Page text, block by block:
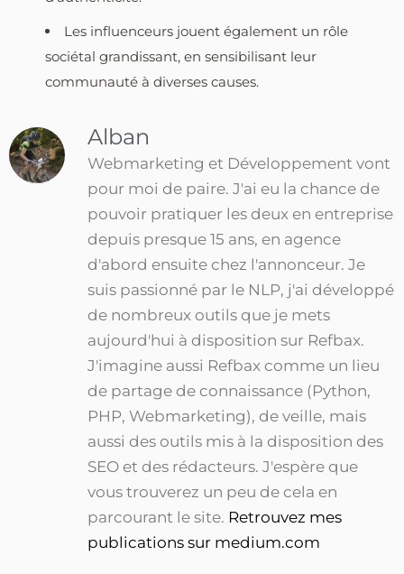
Les influenceurs jouent également un rôle
sociétal grandissant, en sensibilisant leur
communauté à diverses causes.
Alban
Webmarketing et Développement vont
pour moi de paire. J'ai eu la chance de
pouvoir pratiquer les deux en entreprise
depuis presque 15 ans, en agence
d'abord ensuite chez l'annonceur. Je
suis passionné par le NLP, j'ai développé
de nombreux outils que je mets
aujourd'hui à disposition sur Refbax.
J'imagine aussi Refbax comme un lieu
de partage de connaissance (Python,
PHP, Webmarketing), de veille, mais
aussi des outils mis à la disposition des
SEO et des rédacteurs. J'espère que
vous trouverez un peu de cela en
parcourant le site. Retrouvez mes
publications sur medium.com